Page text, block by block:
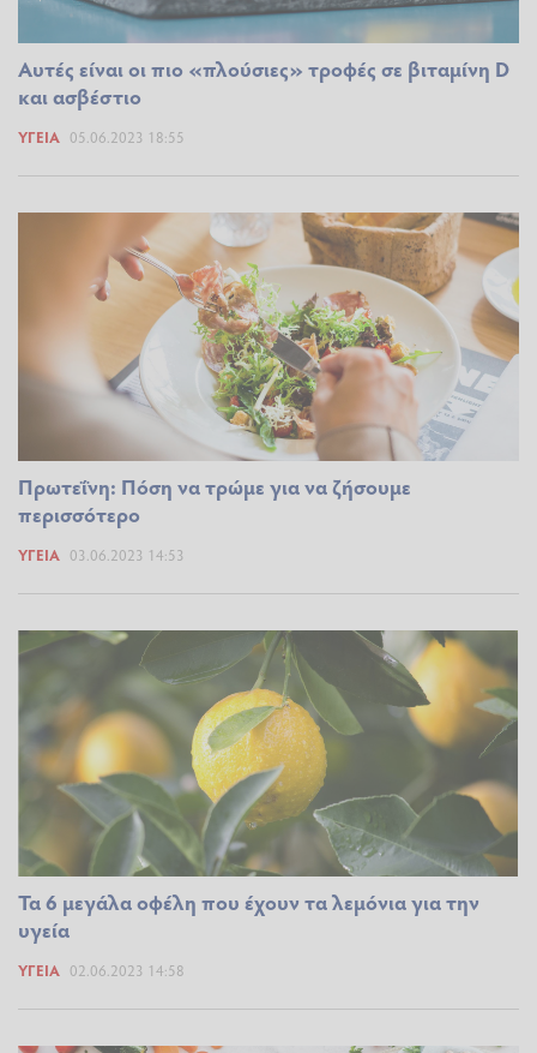
Αυτές είναι οι πιο «πλούσιες» τροφές σε βιταμίνη D
και ασβέστιο
ΥΓΕΊΑ 05.06.2023 18:55
Πρωτεΐνη: Πόση να τρώμε για να ζήσουμε
περισσότερο
ΥΓΕΊΑ 03.06.2023 14:53
Τα 6 μεγάλα οφέλη που έχουν τα λεμόνια για την
υγεία
ΥΓΕΊΑ 02.06.2023 14:58